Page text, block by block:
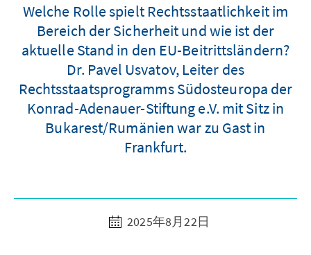
Welche Rolle spielt Rechtsstaatlichkeit im
Bereich der Sicherheit und wie ist der
aktuelle Stand in den EU-Beitrittsländern?
Dr. Pavel Usvatov, Leiter des
Rechtsstaatsprogramms Südosteuropa der
Konrad-Adenauer-Stiftung e.V. mit Sitz in
Bukarest/Rumänien war zu Gast in
Frankfurt.
2025年8月22日